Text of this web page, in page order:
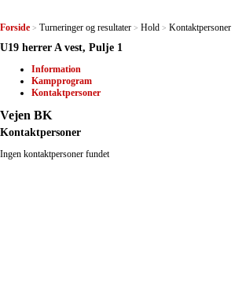
Forside > Turneringer og resultater > Hold > Kontaktpersoner
U19 herrer A vest, Pulje 1
Information
Kampprogram
Kontaktpersoner
Vejen BK
Kontaktpersoner
Ingen kontaktpersoner fundet